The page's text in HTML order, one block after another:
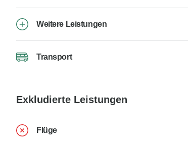
Weitere Leistungen
Transport
Exkludierte Leistungen
Flüge